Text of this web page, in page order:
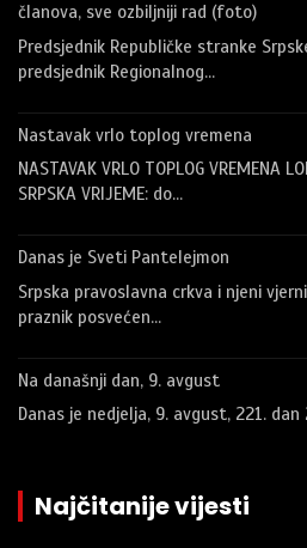
članova, sve ozbiljniji rad (foto)
Predsjednik Republičke stranke
predsjednik Regionalnog…
Nastavak vrlo toplog vremena
NASTAVAK VRLO TOPLOG VREMENA
SRPSKA VRIJEME: do…
Danas je Sveti Pantelejmon
Srpska pravoslavna crkva i njeni
praznik posvećen…
Na današnji dan, 9. avgust
Danas je nedjelja, 9. avgust, 221. dan
Najčitanije vijesti